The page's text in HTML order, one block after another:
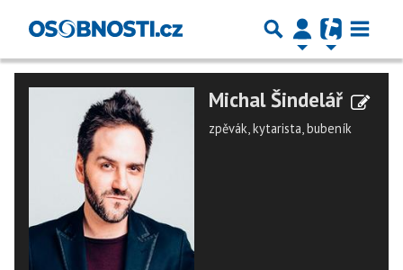
Michal Šindelář
zpěvák, kytarista, bubeník